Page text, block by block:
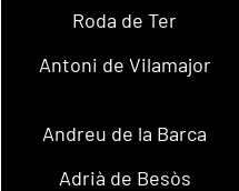
Roda de Ter
Antoni de Vilamajor
Andreu de la Barca
Adrià de Besòs